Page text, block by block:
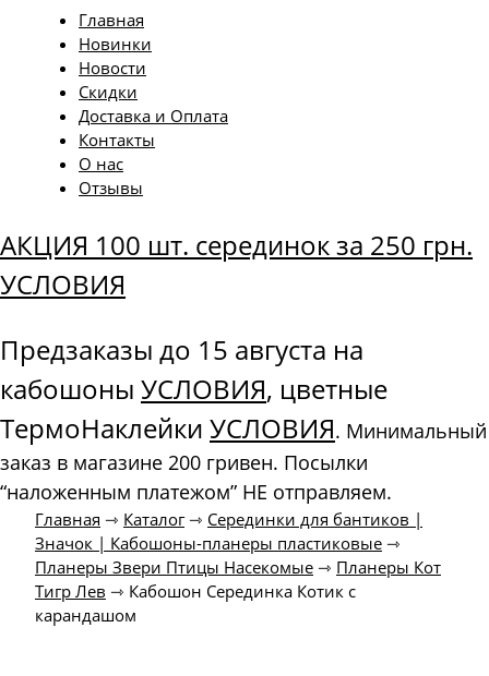
Главная
Новинки
Новости
Скидки
Доставка и Оплата
Контакты
О нас
Отзывы
АКЦИЯ 100 шт. серединок за 250 грн.
УСЛОВИЯ
Предзаказы до 15 августа на
кабошоны УСЛОВИЯ, цветные
ТермоНаклейки УСЛОВИЯ. Минимальный
заказ в магазине 200 гривен. Посылки
“наложенным платежом” НЕ отправляем.
Главная ⇾ Каталог⇾ Серединки для бантиков |
Значок | Кабошоны-планеры пластиковые ⇾
Планеры Звери Птицы Насекомые ⇾ Планеры Кот
Тигр Лев ⇾ Кабошон Серединка Котик с
карандашом